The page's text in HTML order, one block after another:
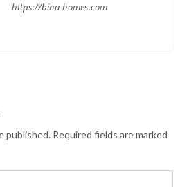
https://bina-homes.com
published. Required fields are marked